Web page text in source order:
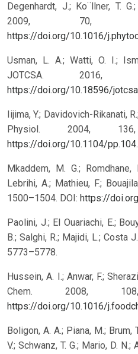
Degenhardt, J.; Ko¨llner, T.
2009, 70,
https://doi.org/10.1016/
Usman, L. A.; Watti, O. I.;
JOTCSA.
https://doi.org/10.18596/
Iijima, Y.; Davidovich-Rikanati,
Physiol. 2004,
https://doi.org/10.1104/
Mkaddem, M. G.;
Lebrihi, A.; Mathieu, F.;
1500–1504. DOI: https://
Paolini, J.; El Ouariachi, E.;
B.; Salghi, R.; Majidi, L.; Costa
5773–5778.
Hussein, A. I.; Anwar, F.;
Chem. 2008,
https://doi.org/10.1016/
Boligon, A. A.; Piana, M.; Brum,
V.; Schwanz, T. G.; Mario, D.